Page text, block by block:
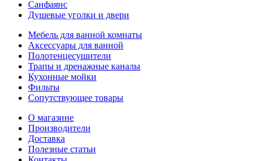
Санфаянс
Душевые уголки и двери
Мебель для ванной комнаты
Аксессуары для ванной
Полотенцесушители
Трапы и дренажные каналы
Кухонные мойки
Фильты
Сопутствующее товары
О магазине
Производители
Доставка
Полезные статьи